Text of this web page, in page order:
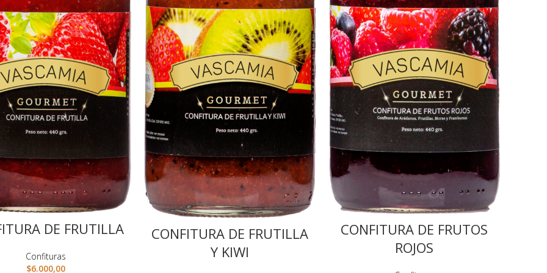
DE FRUTILLA
Confituras
$6.000,00
CONFITURA DE FRUTILLA
Y KIWI
CONFITURA DE FRUTOS
ROJOS